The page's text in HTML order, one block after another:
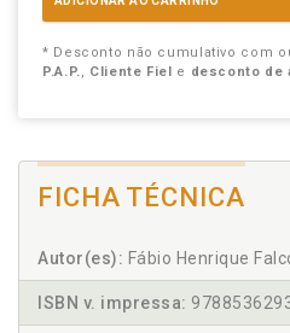
* Desconto não cumulativo com
P.A.P., Cliente Fiel e desconto de
FICHA TÉCNICA
Autor(es): Fábio Henrique
ISBN v. impressa: